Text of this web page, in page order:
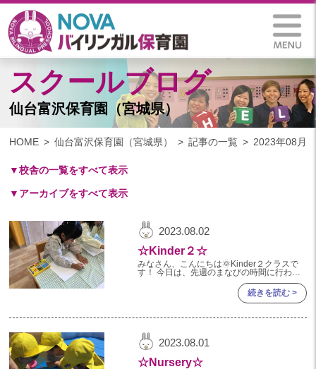
スクールブログ
仙台富沢保育園（宮城県）
HOME 仙台富沢保育園（宮城県） 記事の一覧 2023年08月
▼校舎の一覧をすべて表示
札幌保育園（北海道）
仙台富沢保育園（宮城県）
印西東の原保育園(千葉県)
つくば西平塚保育園(茨城県)
加美中新田保育園(宮城県)
▼アーカイブをすべて表示
2025年 03月(1)
2024
2024年 10月(22)
2024年 07月(22)
2023.08.02
☆Kinder２☆
みなさん、こんにちは🌞Kinder２クラスで
す！ 今日は、先週のまなびの時間に行われ
た『花火のはじき絵』の様子をお知らせしま
続きを読む >
2023.08.01
☆Nursery☆